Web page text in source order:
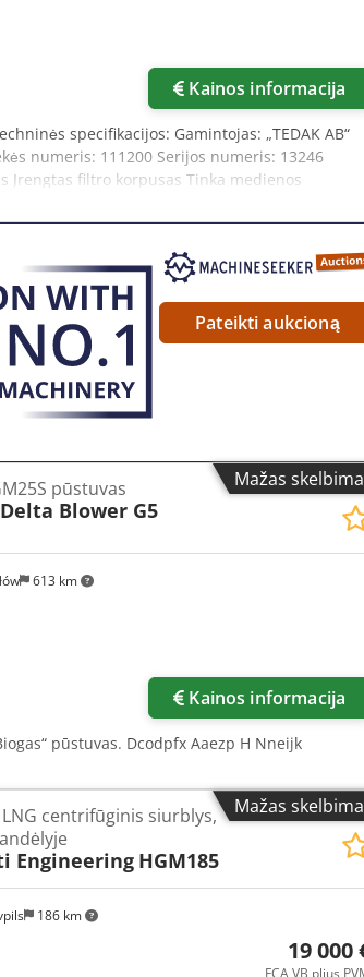
Kainos informacija
specifikacijos: Gamintojas: „TEDAK AB“
numeris: 111200 Serijos numeris: 13246
Įrengtas filtro korpusas Tinka medienos
medienos apdirbimo pramonėje. Dcodezmd
Pateikti aukcioną
Mažas
613 km
pūstuvas
Delta Blower G5
Kainos informacija
pūstuvas. Dcodpfx Aaezp H Nneijk
Mažas
186 km
centrifūginis siurblys,
Engineering HGM185
19 000
FCA VB plius